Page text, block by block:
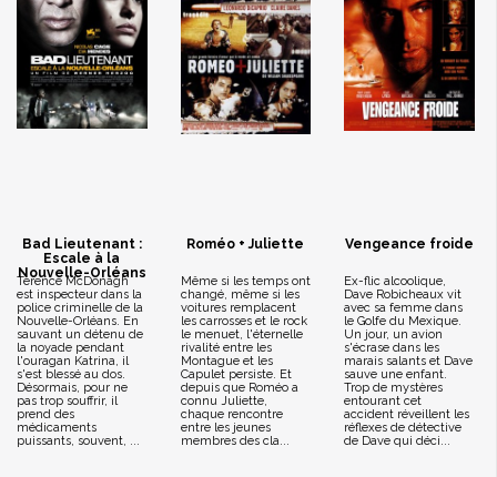
Bad Lieutenant :
Escale à la
Nouvelle-Orléans
Terence McDonagh
est inspecteur dans la
police criminelle de la
Nouvelle-Orléans. En
sauvant un détenu de
la noyade pendant
l'ouragan Katrina, il
s'est blessé au dos.
Désormais, pour ne
pas trop souffrir, il
prend des
médicaments
puissants, souvent, ...
Roméo + Juliette
Même si les temps ont
changé, même si les
voitures remplacent
les carrosses et le rock
le menuet, l'éternelle
rivalité entre les
Montague et les
Capulet persiste. Et
depuis que Roméo a
connu Juliette,
chaque rencontre
entre les jeunes
membres des cla...
Vengeance froide
Ex-flic alcoolique,
Dave Robicheaux vit
avec sa femme dans
le Golfe du Mexique.
Un jour, un avion
s'écrase dans les
marais salants et Dave
sauve une enfant.
Trop de mystères
entourant cet
accident réveillent les
réflexes de détective
de Dave qui déci...